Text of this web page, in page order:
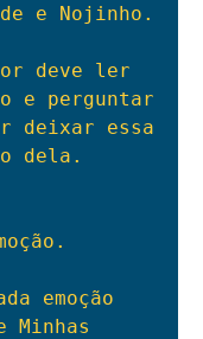
e Nojinho.
deve ler
e perguntar
deixar essa
dela.
emoção
Minhas